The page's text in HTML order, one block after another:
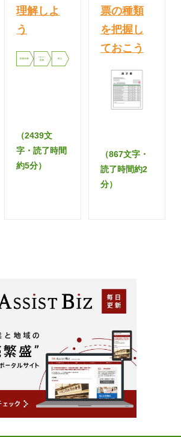
理解しよ
う
（2439文
字・読了時間
約5分）
票の種類
を把握し
ておこう
（867文字・
読了時間約2
分）